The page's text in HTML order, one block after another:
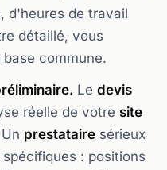
d'heures de travail
détaillé, vous
base commune.
Le devis
réelle de votre site
prestataire sérieux
: positions